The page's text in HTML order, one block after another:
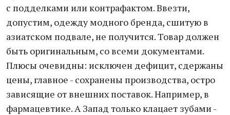
с подделками или контрафактом. Ввезти,
допустим, одежду модного бренда, сшитую в
азиатском подвале, не получится. Товар должен
быть оригинальным, со всеми документами.
Плюсы очевидны: исключен дефицит, сдержаны
цены, главное - сохранены производства, остро
зависящие от внешних поставок. Например, в
фармацевтике. А Запад только клацает зубами -